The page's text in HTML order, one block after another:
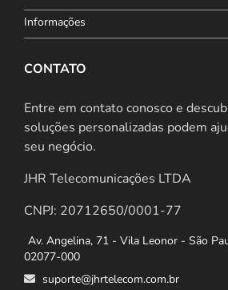
Informações
CONTATO
Entre em contato conosco e
soluções personalizadas podem
seu negócio.
JHR Telecomunicações LTDA
CNPJ: 20712650/0001-77
Av. Angelina, 71 - Vila Leonor - São
02077-000
suporte@jhrtelecom.com.br